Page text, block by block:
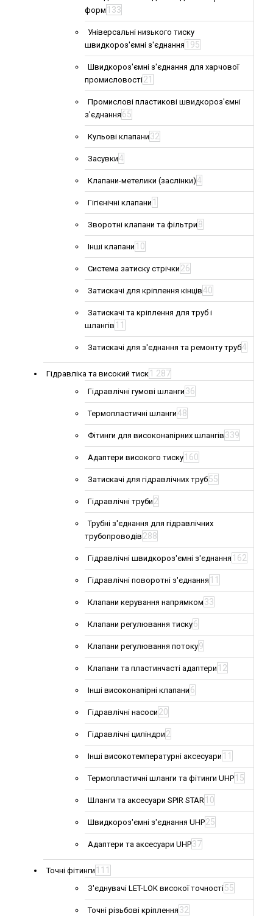
форм 133
Універсальні низького тиску
швидкороз'ємні з'єднання 195
Швидкороз'ємні з'єднання для харчової
промисловості21
Промислові пластикові швидкороз'ємні
з'єднання 65
Кульові клапани 32
Засувки4
Клапани-метелики (заслінки)4
Гігієнічні клапани 1
Зворотні клапани та фільтри 8
Інші клапани 10
Система затиску стрічки 26
Затискачі для кріплення кінців40
Затискачі та кріплення для труб і
шлангів 11
Затискачі для з'єднання та ремонту труб4
Гідравліка та високий тиск 1 287
Гідравлічні гумові шланги 36
Термопластичні шланги48
Фітинги для високонапірних шлангів 339
Адаптери високого тиску 160
Затискачі для гідравлічних труб55
Гідравлічні труби 2
Трубні з'єднання для гідравлічних
трубопроводів 288
Гідравлічні швидкороз'ємні з'єднання 162
Гідравлічні поворотні з'єднання 11
Клапани керування напрямком 33
Клапани регулювання тиску6
Клапани регулювання потоку9
Клапани та пластинчасті адаптери 12
Інші високонапірні клапани 6
Гідравлічні насоси 20
Гідравлічні циліндри 2
Інші високотемпературні аксесуари 11
Термопластичні шланги та фітинги UHP 15
Шланги та аксесуари SPIR STAR 10
Швидкороз'ємні з'єднання UHP25
Адаптери та аксесуари UHP37
Точні фітинги 111
З'єднувачі LET-LOK високої точності55
Точні різьбові кріплення 32